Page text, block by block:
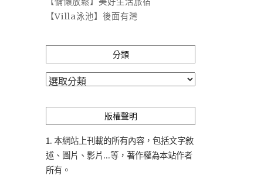
【Villa泳池】後面有灣
分類
分
版權聲明
1. 本網站上刊載的所有內容，包括文字敘
述、圖片、影片...等，著作權為本站作者
所有。